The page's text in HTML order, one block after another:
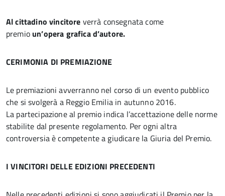
Al cittadino vincitore verrà consegnata come
premio un’opera grafica d’autore.
CERIMONIA DI PREMIAZIONE
Le premiazioni avverranno nel corso di un evento pubblico
che si svolgerà a Reggio Emilia in autunno 2016.
La partecipazione al premio indica l’accettazione delle norme
stabilite dal presente regolamento. Per ogni altra
controversia è competente a giudicare la Giuria del Premio.
I VINCITORI DELLE EDIZIONI PRECEDENTI